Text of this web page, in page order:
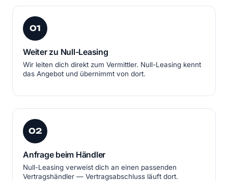
01
Weiter zu Null-Leasing
Wir leiten dich direkt zum Vermittler. Null-Leasing kennt
das Angebot und übernimmt von dort.
02
Anfrage beim Händler
Null-Leasing verweist dich an einen passenden
Vertragshändler — Vertragsabschluss läuft dort.